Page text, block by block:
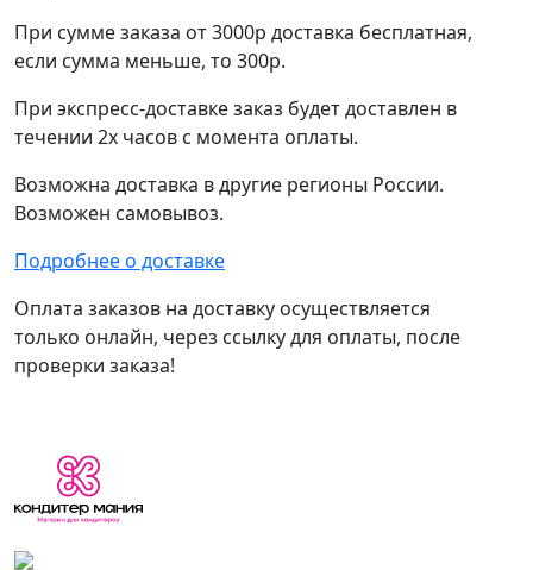
При сумме заказа от 3000р доставка бесплатная,
если сумма меньше, то 300р.
При экспресс-доставке заказ будет доставлен в
течении 2х часов с момента оплаты.
Возможна доставка в другие регионы России.
Возможен самовывоз.
Подробнее о доставке
Оплата заказов на доставку осуществляется
только онлайн, через ссылку для оплаты, после
проверки заказа!